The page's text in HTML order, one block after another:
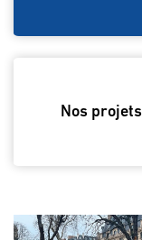
Nos projets